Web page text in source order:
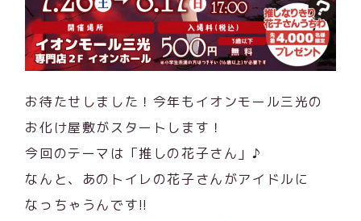
お待たせしました！今年もイオンモール三光の
お化け屋敷がスタートします！
今回のテーマは「推しの花子さん」♪
なんと、あのトイレの花子さんがアイドルに
なっちゃうんです!!